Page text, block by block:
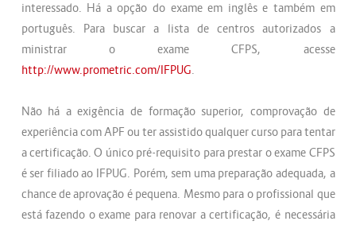
interessado. Há a opção do exame em inglês e também em
português. Para buscar a lista de centros autorizados a
ministrar o exame CFPS, acesse
http://www.prometric.com/IFPUG.
Não há a exigência de formação superior, comprovação de
experiência com APF ou ter assistido qualquer curso para tentar
a certificação. O único pré-requisito para prestar o exame CFPS
é ser filiado ao IFPUG. Porém, sem uma preparação adequada, a
chance de aprovação é pequena. Mesmo para o profissional que
está fazendo o exame para renovar a certificação, é necessária